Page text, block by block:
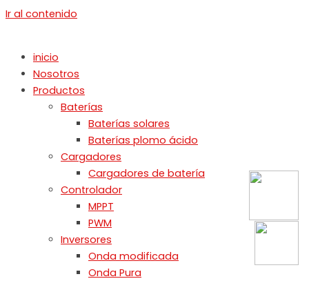
Ir al contenido
inicio
Nosotros
Productos
Baterías
Baterías solares
Baterías plomo ácido
Cargadores
Cargadores de batería
Controlador
MPPT
PWM
Inversores
Onda modificada
Onda Pura